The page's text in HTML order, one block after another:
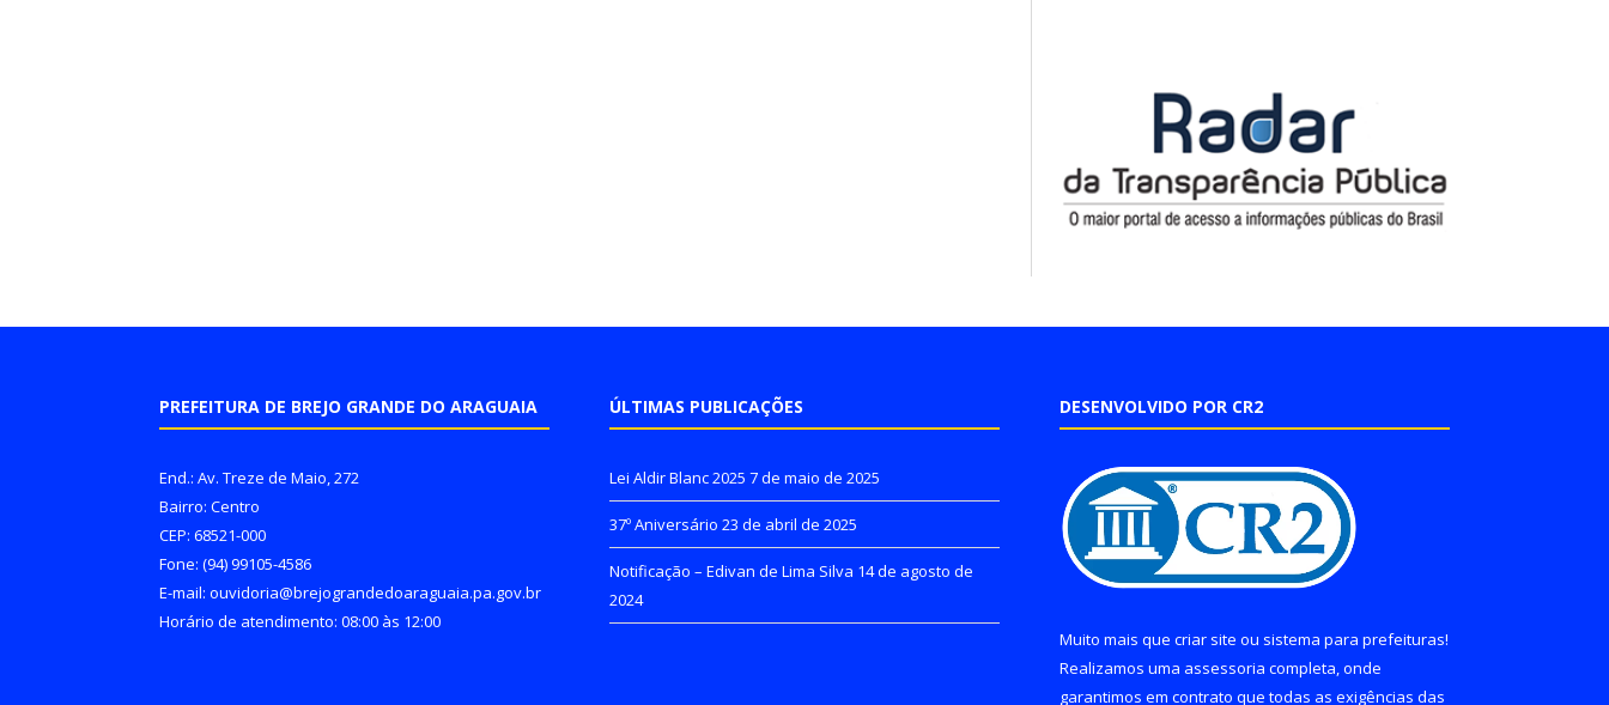
PREFEITURA DE BREJO GRANDE DO ARAGUAIA
End.: Av. Treze de Maio, 272
Bairro: Centro
CEP: 68521-000
Fone: (94) 99105-4586
E-mail: ouvidoria@brejograndedoaraguaia.pa.gov.br
Horário de atendimento: 08:00 às 12:00
ÚLTIMAS PUBLICAÇÕES
Lei Aldir Blanc 2025 7 de maio de 2025
37º Aniversário 23 de abril de 2025
Notificação – Edivan de Lima Silva 14 de agosto de
2024
DESENVOLVIDO POR CR2
Muito mais que criar site ou sistema para prefeituras!
Realizamos uma assessoria completa, onde
garantimos em contrato que todas as exigências das